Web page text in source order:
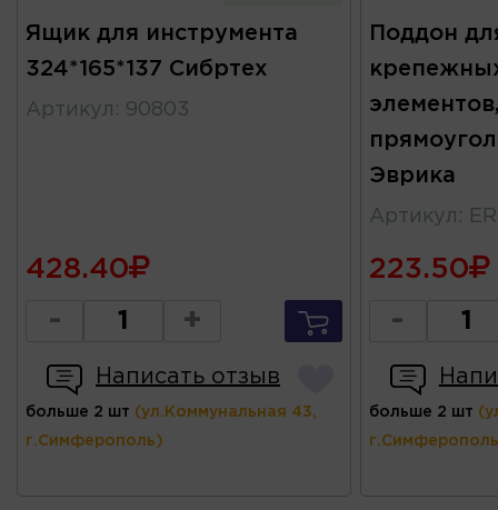
Ящик для инструмента
324*165*137 Сибртех
Артикул : 90803
428.40
- +
Написать отзыв
больше 2 шт (ул.Коммунальная 43,
г.Симферополь)
Поддон
Эврика
Артикул :
223.50
-
больше 2 шт